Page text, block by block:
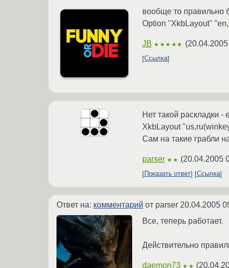
вообще то правильно
Option "XkbLayout"
JB ★★★★★ (
Ссылка
Нет такой раскладки -
XkbLayout
Сам на такие грабли
parser ★★ (20.04.2005
Показать ответ Ссылка
Ответ на: комментарий от parser 20.04.2005
Все, теперь работает.
Действительно
daemon73 ★★ (